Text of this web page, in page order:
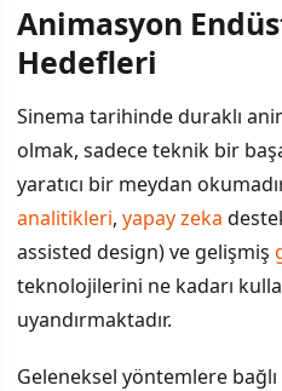
Animasyon
Hedefleri
Sinema tarihinde duraklı
olmak, sadece teknik bir
yaratıcı bir meydan
analitikleri, yapay zeka
assisted design) ve gelişmiş
teknolojilerini ne kadarı
uyandırmaktadır.
Geleneksel yöntemlere